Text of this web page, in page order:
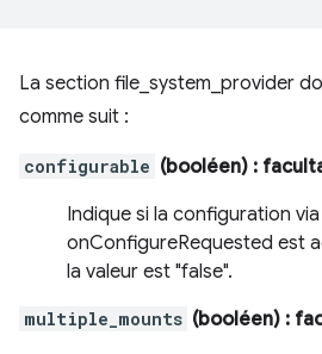
La section file_system_provider
comme suit :
configurable (booléen) :
Indique si la configuration via
onConfigureRequested est
la valeur est "false".
multiple_mounts (booléen) :